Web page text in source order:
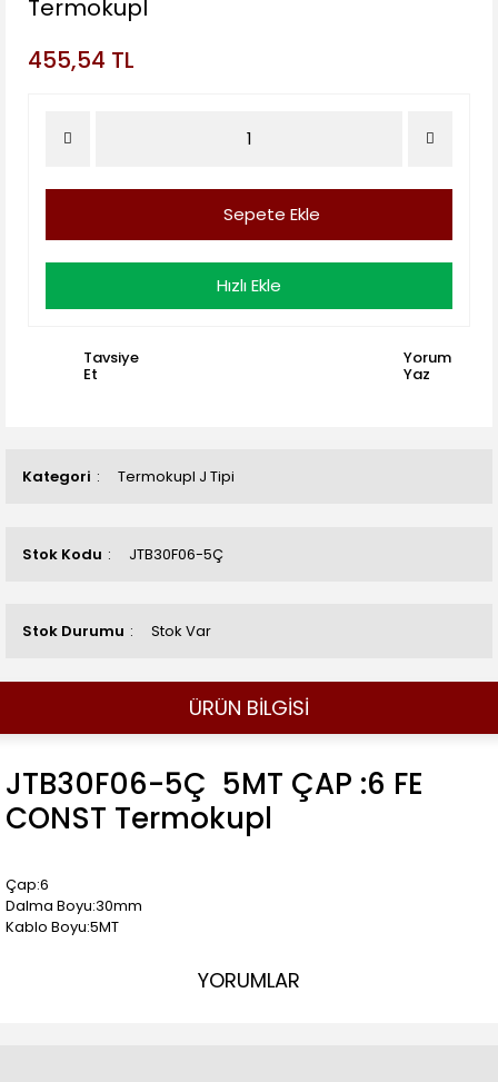
Kategori Termokupl J Tipi
Stok Kodu JTB30F06-5Ç
Stok Durumu Stok Var
Termokupl
455,54 TL
Sepete Ekle
Hızlı Ekle
Tavsiye
Et
Yorum
Yaz
ÜRÜN BİLGİSİ
JTB30F06-5Ç 5MT ÇAP :6 FE
CONST Termokupl
Çap:6
Dalma Boyu:30mm
Kablo Boyu:5MT
YORUMLAR